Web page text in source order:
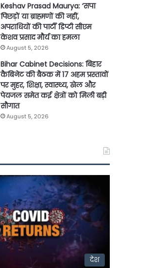
Keshav Prasad Maurya: ‘सपा
पिछड़ों या ब्राह्मणों की नहीं,
अपराधियों की पार्टी डिप्टी सीएम
केशव प्रसाद मौर्य का हमला
August 5, 2026
Bihar Cabinet Decisions: बिहार
कैबिनेट की बैठक में 17 अहम प्रस्तावों
पर मुहर, शिक्षा, स्वास्थ्य, खेल और
पेयजल समेत कई क्षेत्रों को मिली बड़ी
सौगात
August 5, 2026
देश